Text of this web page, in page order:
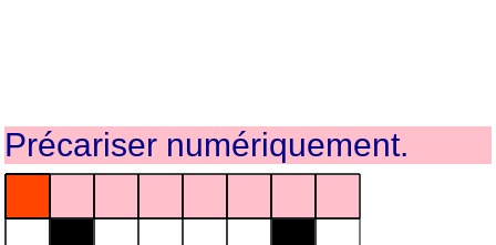
Précariser numériquement.